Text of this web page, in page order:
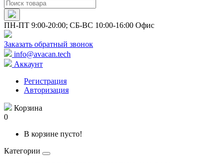
ПН-ПТ 9:00-20:00; СБ-ВС 10:00-16:00 Офис
Заказать обратный звонок
info@avacan.tech
Аккаунт
Регистрация
Авторизация
Корзина
0
В корзине пусто!
Категории